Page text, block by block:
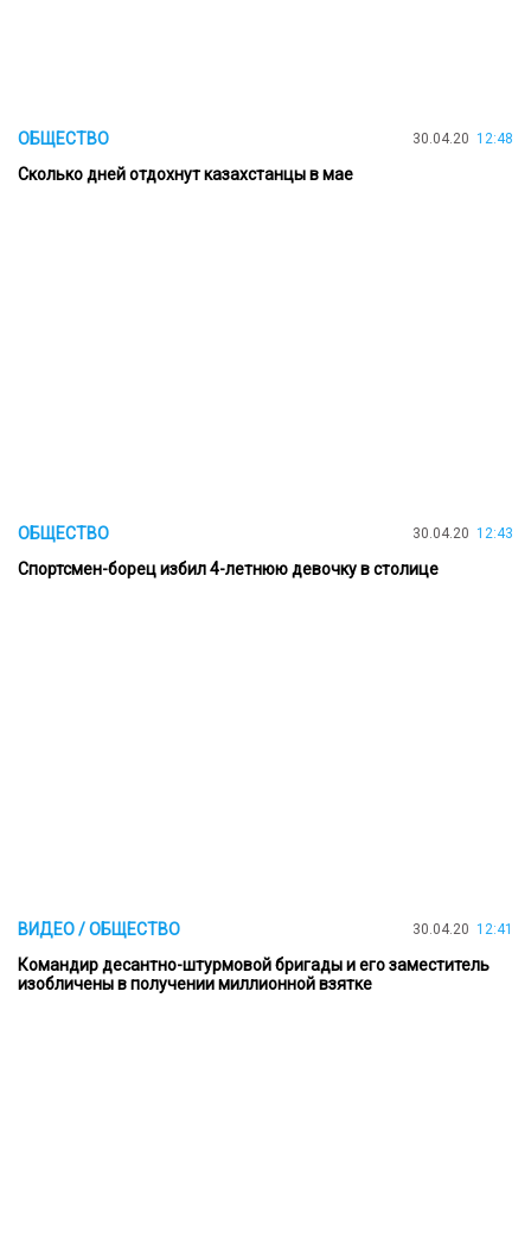
ОБЩЕСТВО 30.04.20 12:48
Сколько дней отдохнут казахстанцы в мае
ОБЩЕСТВО 30.04.20 12:43
Спортсмен-борец избил 4-летнюю девочку в столице
ВИДЕО / ОБЩЕСТВО 30.04.20 12:41
Командир десантно-штурмовой бригады и его заместитель
изобличены в получении миллионной взятке